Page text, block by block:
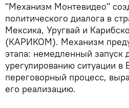
"Механизм Монтевидео"
политического диалога в
Мексика, Уругвай и
(КАРИКОМ). Механизм
этапа: немедленный запуск
урегулированию ситуации в
переговорный процесс,
его реализацию.